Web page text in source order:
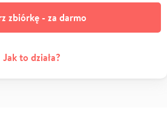
zbiórkę - za darmo
Jak to działa?